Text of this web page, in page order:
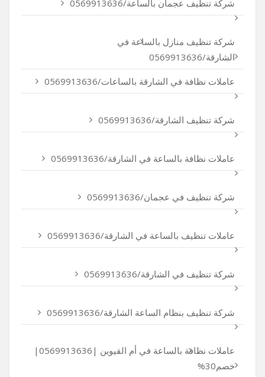
شركة تنظيف عجمان بالساعة/0569913636
شركة تنظيف منازل بالساعة في
الشارقة/0569913636
عاملات نظافة في الشارقة بالساعات/0569913636
شركة تنظيف الشارقة/0569913636
عاملات نظافة بالساعة في الشارقة/0569913636
شركة تنظيف في عجمان/0569913636
عاملات تنظيف بالساعة في الشارقة/0569913636
شركة تنظيف في الشارقة/0569913636
شركة تنظيف بنظام الساعة الشارقة/0569913636
عاملات نظافة بالساعة في أم القيوين |0569913636|
خصم30%